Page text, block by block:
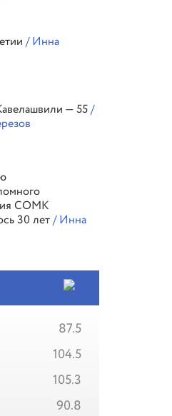
/ Инна
— 55/
СОМК
30 лет/ Инна
87.5
104.5
105.3
90.8